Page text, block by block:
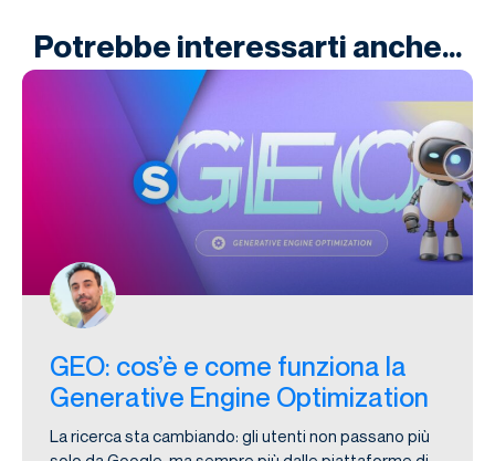
Potrebbe interessarti anche...
GEO: cos’è e come funziona la
Generative Engine Optimization
La ricerca sta cambiando: gli utenti non passano più